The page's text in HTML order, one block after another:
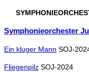
Symphonieorchester
Ein kluger Mann SOJ-
Fliegenpilz SOJ-2024